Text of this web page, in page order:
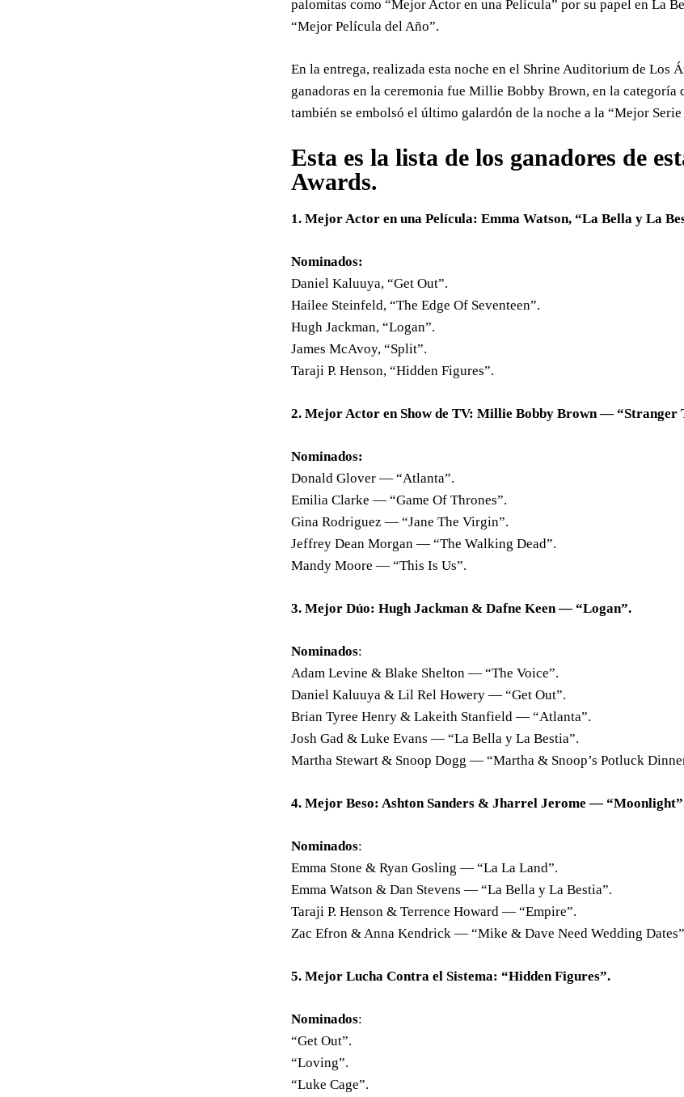
palomitas como “Mejor Actor en una Película” por su papel en La
“Mejor Película del Año”.
En la entrega, realizada esta noche en el Shrine Auditorium de Los
ganadoras en la ceremonia fue Millie Bobby Brown, en la
también se embolsó el último galardón de la noche a la “Mejor
Esta es la lista de los ganadores de
Awards.
1. Mejor Actor en una Película: Emma Watson, “La Bella y La
Nominados:
Daniel Kaluuya, “Get Out”.
Hailee Steinfeld, “The Edge Of Seventeen”.
Hugh Jackman, “Logan”.
James McAvoy, “Split”.
Taraji P. Henson, “Hidden Figures”.
2. Mejor Actor en Show de TV: Millie Bobby Brown — “Stranger
Nominados:
Donald Glover — “Atlanta”.
Emilia Clarke — “Game Of Thrones”.
Gina Rodriguez — “Jane The Virgin”.
Jeffrey Dean Morgan — “The Walking Dead”.
Mandy Moore — “This Is Us”.
3. Mejor Dúo: Hugh Jackman & Dafne Keen — “Logan”.
Nominados:
Adam Levine & Blake Shelton — “The Voice”.
Daniel Kaluuya & Lil Rel Howery — “Get Out”.
Brian Tyree Henry & Lakeith Stanfield — “Atlanta”.
Josh Gad & Luke Evans — “La Bella y La Bestia”.
Martha Stewart & Snoop Dogg — “Martha & Snoop’s Potluck
4. Mejor Beso: Ashton Sanders & Jharrel Jerome —
Nominados:
Emma Stone & Ryan Gosling — “La La Land”.
Emma Watson & Dan Stevens — “La Bella y La Bestia”.
Taraji P. Henson & Terrence Howard — “Empire”.
Zac Efron & Anna Kendrick — “Mike & Dave Need Wedding
5. Mejor Lucha Contra el Sistema: “Hidden Figures”.
Nominados:
“Get Out”.
“Loving”.
“Luke Cage”.